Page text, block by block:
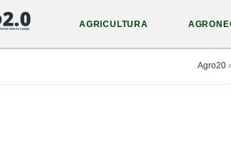
AGRICULTURA
Agro20